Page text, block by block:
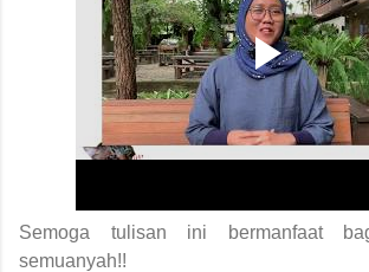
Semoga tulisan ini bermanfaat
semuanyah!!